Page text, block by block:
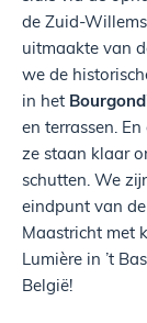
de Zuid-
uitmaakte van
we de
in het
en terrassen.
ze staan klaar
schutten. We
eindpunt van
Maastricht met
Lumière in ’t
België!